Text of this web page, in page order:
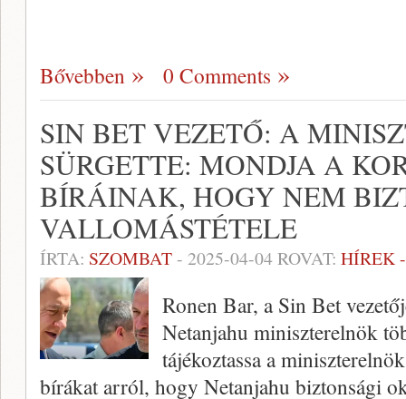
Bővebben 0 Comments
SIN BET VEZETŐ: A
SÜRGETTE: MONDJA A
BÍRÁINAK, HOGY NEM
VALLOMÁSTÉTELE
ÍRTA: SZOMBAT- 2025-04-04ROVAT: HÍREK
Ronen Bar, a Sin Bet
Netanjahu miniszterelnök
tájékoztassa a
bírákat arról, hogy Netanjahu biztonsági